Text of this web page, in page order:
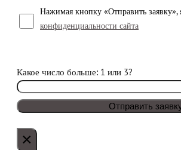
Нажимая кнопку «Отправить
конфиденциальности сайта
Какое число больше: 1 или 3?
×